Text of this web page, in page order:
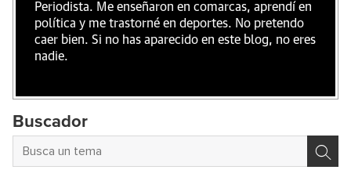
Periodista. Me enseñaron en comarcas, aprendí en
política y me trastorné en deportes. No pretendo
caer bien. Si no has aparecido en este blog, no eres
nadie.
Buscador